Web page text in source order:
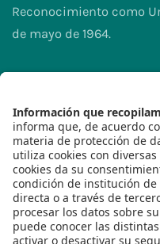
Reconocimiento como
de mayo de 1964.
2023© - Derechos
Andes
Síguenos